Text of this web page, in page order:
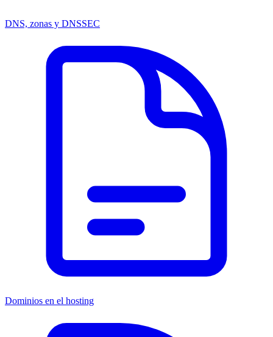
DNS, zonas y DNSSEC
Dominios en el hosting